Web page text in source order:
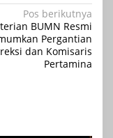
Pos berikutnya
BUMN Resmi
Pergantian
dan Komisaris
Pertamina